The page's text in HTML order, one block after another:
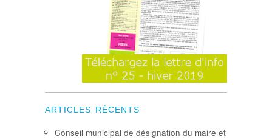
ARTICLES RÉCENTS
Conseil municipal de désignation du maire et